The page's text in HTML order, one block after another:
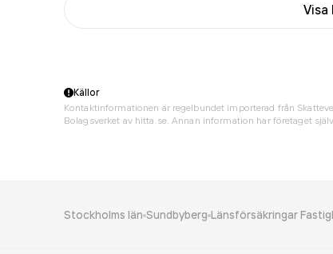
Visa
Källor
Kontaktinformationen är regelbundet importerad från
Bolagsverket av hitta.se. Annan information har företaget
Stockholms län Sundbyberg Länsförsäkringar